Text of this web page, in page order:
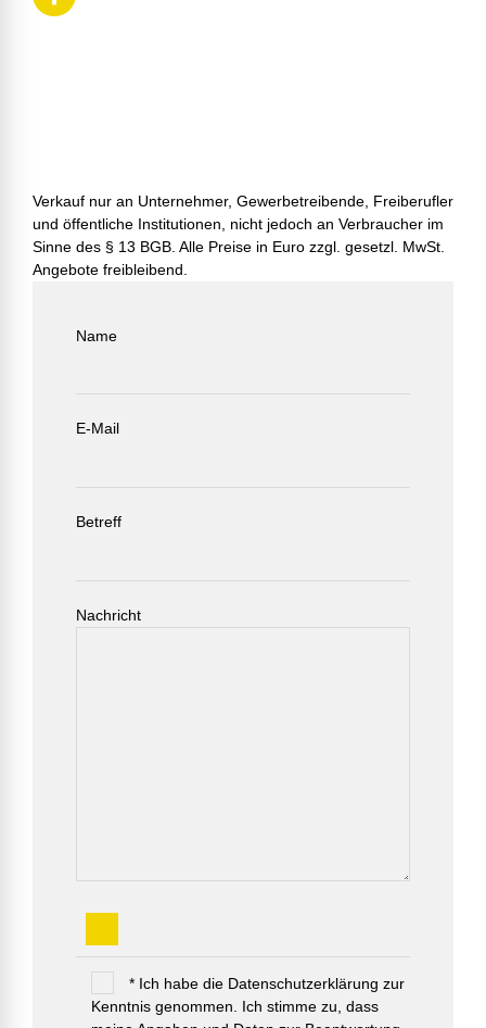
Verkauf nur an Unternehmer, Gewerbetreibende, Freiberufler
und öffentliche Institutionen, nicht jedoch an Verbraucher im
Sinne des § 13 BGB. Alle Preise in Euro zzgl. gesetzl. MwSt.
Angebote freibleibend.
Name
E-Mail
Betreff
Nachricht
* Ich habe die Datenschutzerklärung zur
Kenntnis genommen. Ich stimme zu, dass